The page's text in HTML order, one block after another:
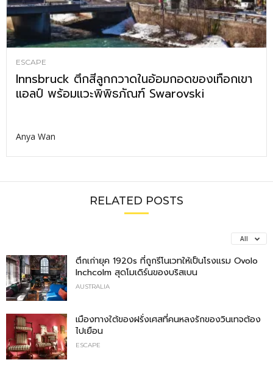
ESCAPE
Innsbruck ตึกสีลูกกวาดในอ้อมกอดของเทือกเขา
แอลป์ พร้อมแวะพิพิธภัณฑ์ Swarovski
Anya Wan
RELATED POSTS
All
ตึกเก่ายุค 1920s ที่ถูกรีโนเวทให้เป็นโรงแรม Ovolo
Inchcolm สุดโมเดิร์นของบริสเบน
AUSTRALIA
เมืองทางใต้ของฝรั่งเศสที่คนหลงรักของวินเทจต้อง
ไปเยือน
ESCAPE